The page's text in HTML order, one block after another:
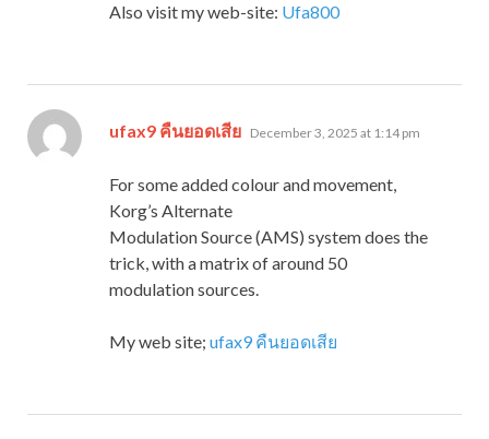
Also visit my web-site: Ufa800
ufax9 คืนยอดเสีย says:
December 3, 2025 at 1:14 pm
For some added colour and movement,
Korg’s Alternate
Modulation Source (AMS) system does the
trick, with a matrix of around 50
modulation sources.
My web site; ufax9 คืนยอดเสีย